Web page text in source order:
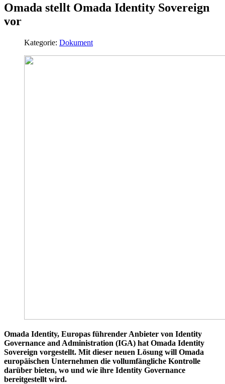
Omada stellt Omada Identity Sovereign
vor
Kategorie: Dokument
Omada Identity, Europas führender Anbieter von Identity
Governance and Administration (IGA) hat Omada Identity
Sovereign vorgestellt. Mit dieser neuen Lösung will Omada
europäischen Unternehmen die vollumfängliche Kontrolle
darüber bieten, wo und wie ihre Identity Governance
bereitgestellt wird.